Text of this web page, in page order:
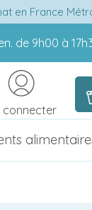
en France
de 9h00 à
connecter